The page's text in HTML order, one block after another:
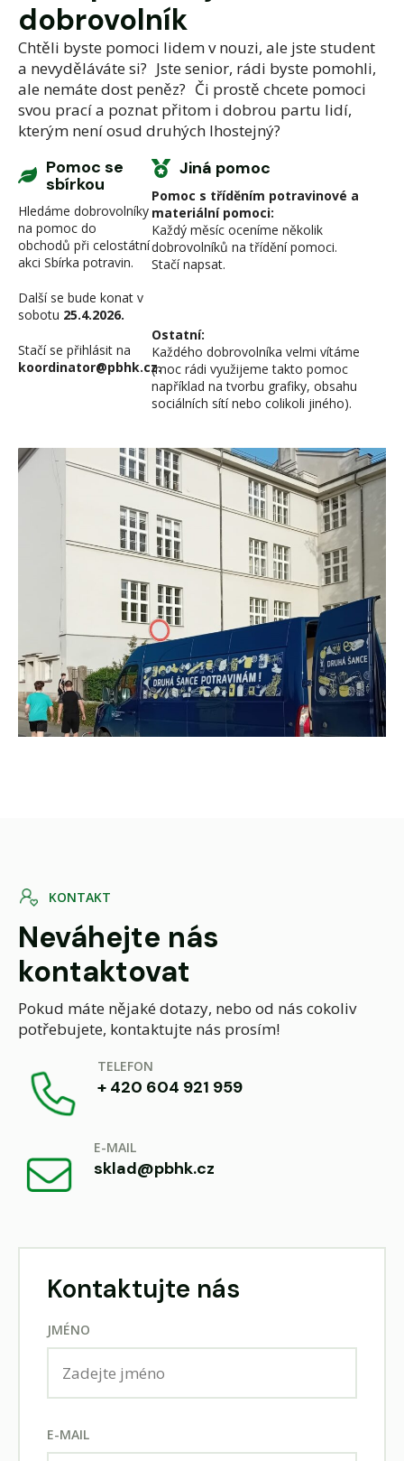
dobrovolník
Chtěli byste pomoci lidem v nouzi, ale jste student
a nevyděláváte si? Jste senior, rádi byste pomohli,
ale nemáte dost peněz? Či prostě chcete pomoci
svou prací a poznat přitom i dobrou partu lidí,
kterým není osud druhých lhostejný?
Pomoc se
sbírkou
Hledáme dobrovolníky
na pomoc do
obchodů při celostátní
akci Sbírka potravin.
Další se bude konat v
sobotu 25.4.2026.
Stačí se přihlásit na
koordinator@pbhk.cz.
Jiná pomoc
Pomoc s tříděním potravinové a
materiální pomoci:
Každý měsíc oceníme několik
dobrovolníků na třídění pomoci.
Stačí napsat.
Ostatní:
Každého dobrovolníka velmi vítáme
(moc rádi využijeme takto pomoc
například na tvorbu grafiky, obsahu
sociálních sítí nebo colikoli jiného).
KONTAKT
Neváhejte nás
kontaktovat
Pokud máte nějaké dotazy, nebo od nás cokoliv
potřebujete, kontaktujte nás prosím!
TELEFON
+ 420 604 921 959
E-MAIL
sklad@pbhk.cz
Kontaktujte nás
JMÉNO
E-MAIL